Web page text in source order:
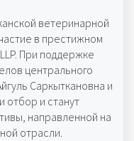
ветеринарной
в престижном
При поддержке
центрального
Саркыткановна и
отбор и станут
направленной на
отрасли.